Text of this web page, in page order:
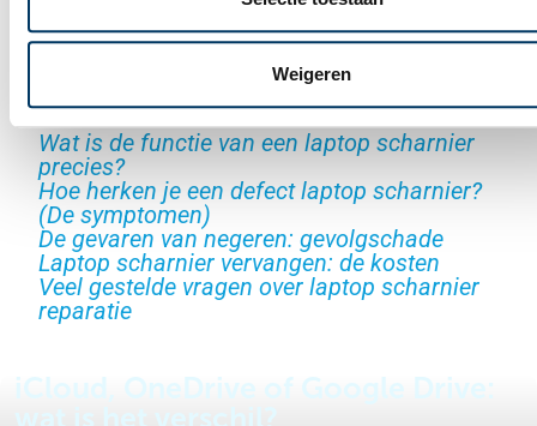
Weigeren
Inhoud
Wat is de functie van een laptop scharnier
precies?
Hoe herken je een defect laptop scharnier?
(De symptomen)
De gevaren van negeren: gevolgschade
Laptop scharnier vervangen: de kosten
Veel gestelde vragen over laptop scharnier
reparatie
iCloud, OneDrive of Google Drive: